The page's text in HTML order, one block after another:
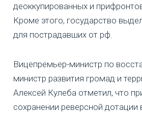
деоккупированных и
Кроме этого, государство
для пострадавших от рф.
Вицепремьер-министр по
министр развития громад и
Алексей Кулеба отметил, что
сохранении реверсной